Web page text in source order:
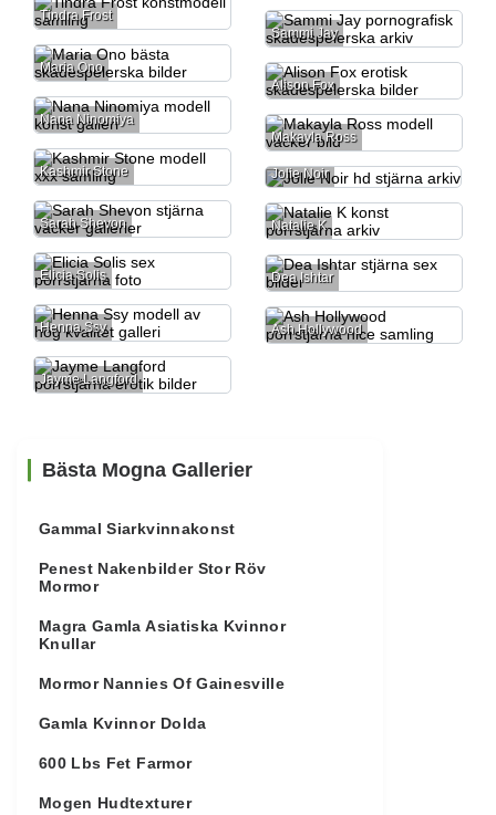
Tindra Frost
Sammi Jay
Maria Ono
Alison Fox
Nana Ninomiya
Makayla Ross
Kashmir Stone Jolie Noir
Sarah Shevon Natalie K
Elicia Solis Dea Ishtar
Henna Ssy Ash Hollywood
Jayme Langford
Bästa Mogna Gallerier
Gammal Siarkvinnakonst
Penest Nakenbilder Stor Röv
Mormor
Magra Gamla Asiatiska Kvinnor
Knullar
Mormor Nannies Of Gainesville
Gamla Kvinnor Dolda
600 Lbs Fet Farmor
Mogen Hudtexturer